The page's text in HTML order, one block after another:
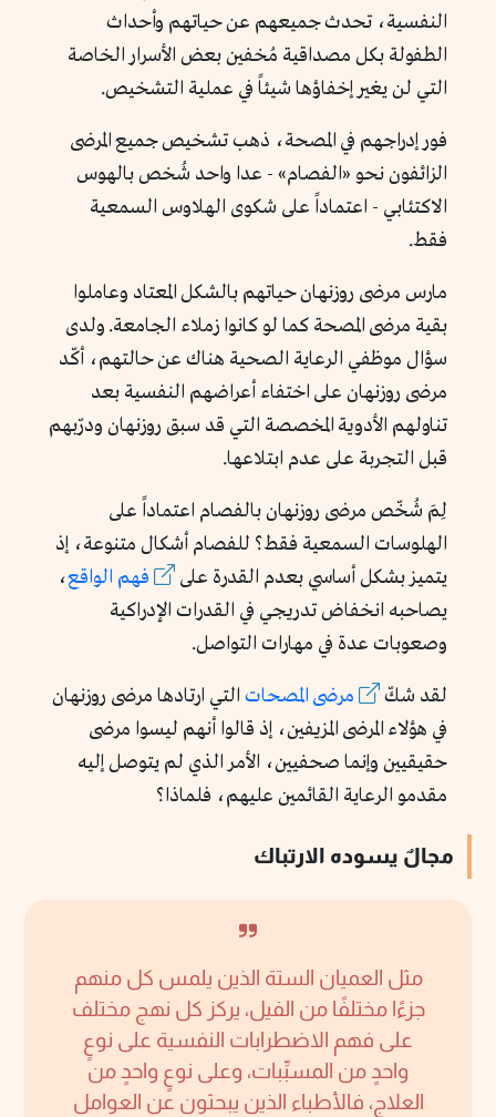
النفسية، تحدث جميعهم عن حياتهم وأحداث
الطفولة بكل مصداقية مُخفين بعض الأسرار الخاصة
التي لن يغير إخفاؤها شيئاً في عملية التشخيص.
فور إدراجهم في المصحة، ذهب تشخيص جميع المرضى
الزائفون نحو «الفصام» - عدا واحد شُخص بالهوس
الاكتئابي - اعتماداً على شكوى الهلاوس السمعية
فقط.
مارس مرضى روزنهان حياتهم بالشكل المعتاد وعاملوا
بقية مرضى المصحة كما لو كانوا زملاء الجامعة. ولدى
سؤال موظفي الرعاية الصحية هناك عن حالتهم، أكّد
مرضى روزنهان على اختفاء أعراضهم النفسية بعد
تناولهم الأدوية المخصصة التي قد سبق روزنهان ودرّبهم
قبل التجربة على عدم ابتلاعها.
لِمَ شُخّص مرضى روزنهان بالفصام اعتماداً على
الهلوسات السمعية فقط؟ للفصام أشكال متنوعة، إذ
يتميز بشكل أساسي بعدم القدرة على
فهم الواقع،
يصاحبه انخفاض تدريجي في القدرات الإدراكية
وصعوبات عدة في مهارات التواصل.
لقد شكّ مرضى المصحات التي ارتادها مرضى روزنهان
في هؤلاء المرضى المزيفين، إذ قالوا أنهم ليسوا مرضى
حقيقيين وإنما صحفيين، الأمر الذي لم يتوصل إليه
مقدمو الرعاية القائمين عليهم، فلماذا؟
مجالٌ يسوده الارتباك
مثل العميان الستة الذين يلمس كل منهم
جزءًا مختلفًا من الفيل، يركز كل نهج مختلف
على فهم الاضطرابات النفسية على نوعٍ
واحدٍ من المسبِّبات، وعلى نوعٍ واحدٍ من
العلاج، فالأطباء الذين يبحثون عن العوامل